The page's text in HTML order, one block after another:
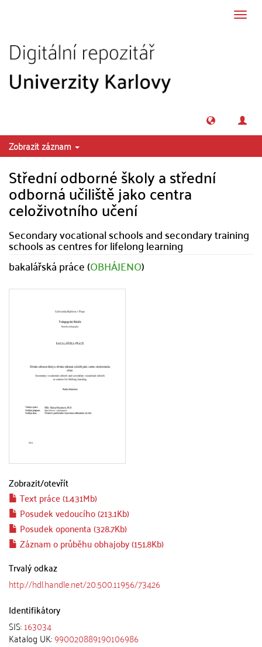
Zobrazit záznam
Střední odborné školy a střední
odborná učiliště jako centra
celoživotního učení
Secondary vocational schools and secondary training
schools as centres for lifelong learning
bakalářská práce (OBHÁJENO)
Zobrazit/otevřít
Text práce (1.431Mb)
Posudek vedoucího (213.1Kb)
Posudek oponenta (328.7Kb)
Záznam o průběhu obhajoby (151.8Kb)
Trvalý odkaz
http://hdl.handle.net/20.500.11956/73426
Identifikátory
SIS:163034
Katalog UK:990020889190106986